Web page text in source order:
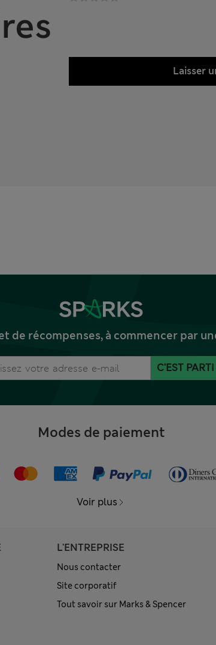
Laisser
de récompenses, à commencer par
C'EST PARTI
Modes de paiement
Voir plus
L'ENTREPRISE
Nous contacter
Site corporatif
Tout savoir sur Marks & Spencer